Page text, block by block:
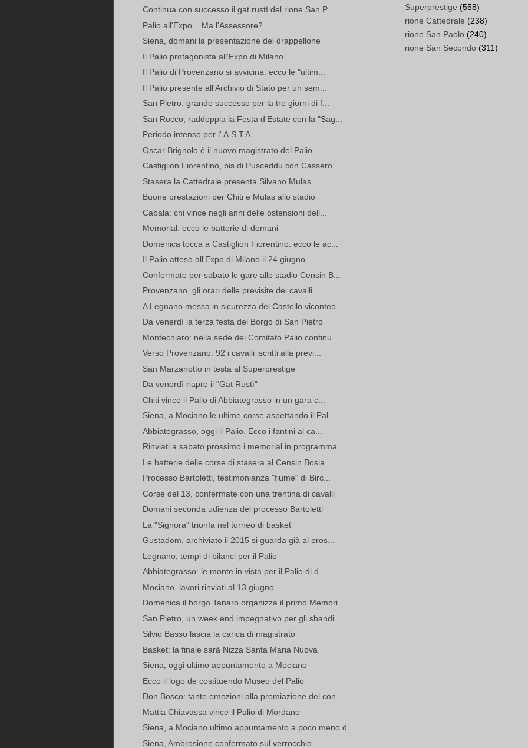
Continua con successo il gat rustì del rione San P...
Palio all'Expo... Ma l'Assessore?
Siena, domani la presentazione del drappellone
Il Palio protagonista all'Expo di Milano
Il Palio di Provenzano si avvicina: ecco le "ultim...
Il Palio presente all'Archivio di Stato per un sem...
San Pietro: grande successo per la tre giorni di f...
San Rocco, raddoppia la Festa d'Estate con la "Sag...
Periodo intenso per l' A.S.T.A.
Oscar Brignolo è il nuovo magistrato del Palio
Castiglion Fiorentino, bis di Pusceddu con Cassero
Stasera la Cattedrale presenta Silvano Mulas
Buone prestazioni per Chiti e Mulas allo stadio
Cabala: chi vince negli anni delle ostensioni dell...
Memorial: ecco le batterie di domani
Domenica tocca a Castiglion Fiorentino: ecco le ac...
Il Palio atteso all'Expo di Milano il 24 giugno
Confermate per sabato le gare allo stadio Censin B...
Provenzano, gli orari delle previsite dei cavalli
A Legnano messa in sicurezza del Castello viconteo...
Da venerdì la terza festa del Borgo di San Pietro
Montechiaro: nella sede del Comitato Palio continu...
Verso Provenzano: 92 i cavalli iscritti alla previ...
San Marzanotto in testa al Superprestige
Da venerdì riapre il "Gat Rustì"
Chiti vince il Palio di Abbiategrasso in un gara c...
Siena, a Mociano le ultime corse aspettando il Pal...
Abbiategrasso, oggi il Palio. Ecco i fantini al ca...
Rinviati a sabato prossimo i memorial in programma...
Le batterie delle corse di stasera al Censin Bosia
Processo Bartoletti, testimonianza "fiume" di Birc...
Corse del 13, confermate con una trentina di cavalli
Domani seconda udienza del processo Bartoletti
La "Signora" trionfa nel torneo di basket
Gustadom, archiviato il 2015 si guarda già al pros...
Legnano, tempi di bilanci per il Palio
Abbiategrasso: le monte in vista per il Palio di d...
Mociano, lavori rinviati al 13 giugno
Domenica il borgo Tanaro organizza il primo Memori...
San Pietro, un week end impegnativo per gli sbandi...
Silvio Basso lascia la carica di magistrato
Basket: la finale sarà Nizza Santa Maria Nuova
Siena, oggi ultimo appuntamento a Mociano
Ecco il logo de costituendo Museo del Palio
Don Bosco: tante emozioni alla premiazione del con...
Mattia Chiavassa vince il Palio di Mordano
Siena, a Mociano ultimo appuntamento a poco meno d...
Siena, Ambrosione confermato sul verrocchio
Superprestige (558)
rione Cattedrale (238)
rione San Paolo (240)
rione San Secondo (311)